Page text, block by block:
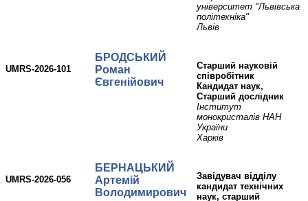
університет "Львівська
політехніка"
Львів
UMRS-2026-101
БРОДСЬКИЙ
Роман
Євгенійович
Старший науковій
співробітник
Кандидат наук,
Старший дослідник
Інститут
монокристалів НАН
України
Харків
UMRS-2026-056
БЕРНАЦЬКИЙ
Артемій
Володимирович
Завідувач відділу
кандидат технічних
наук, старший